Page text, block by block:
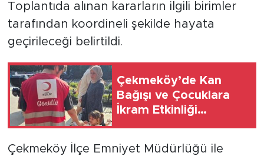
Toplantıda alınan kararların ilgili birimler
tarafından koordineli şekilde hayata
geçirileceği belirtildi.
Çekmeköy’de Kan
Bağışı ve Çocuklara
İkram Etkinliği
Çekmeköy İlçe Emniyet Müdürlüğü ile